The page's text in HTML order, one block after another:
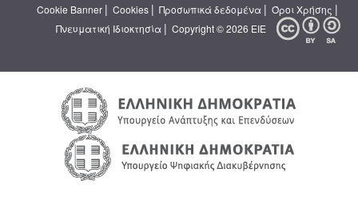
Cookie Banner | Cookies | Προσωπικά δεδομένα | Όροι Χρήσης |
Πνευματική Ιδιοκτησία | Copyright © 2026 ΕΙΕ